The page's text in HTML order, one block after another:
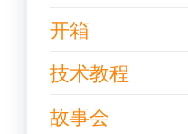
开箱
技术教程
故事会